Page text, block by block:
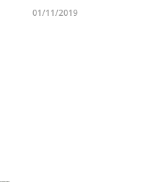
01/11/2019